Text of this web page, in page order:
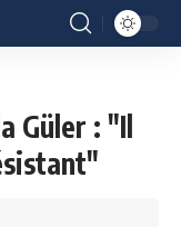
Güler : "Il